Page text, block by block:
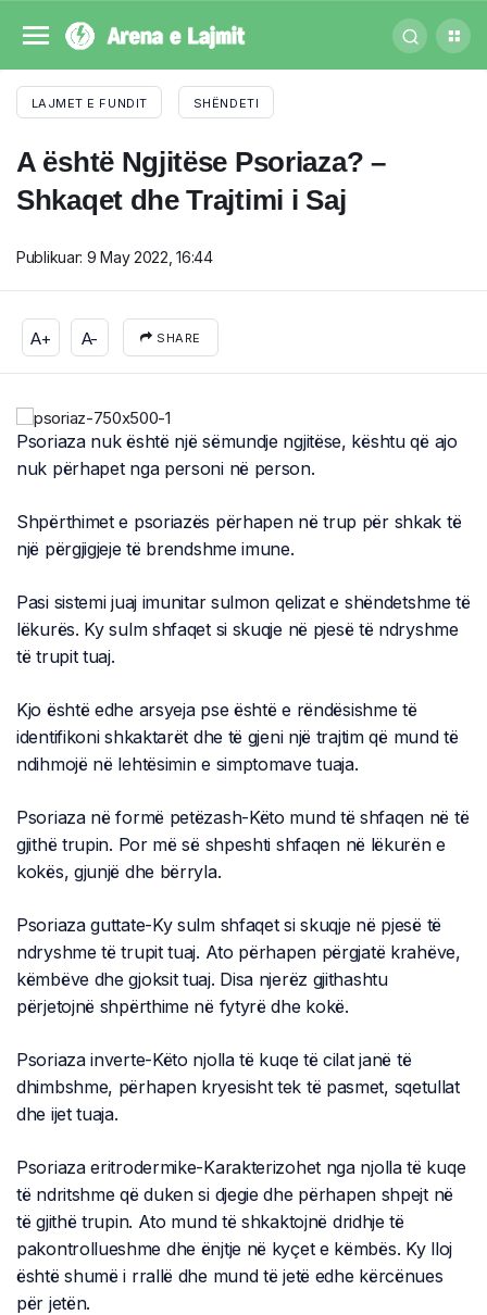
LAJMET E FUNDIT SHËNDETI
A është Ngjitëse Psoriaza? –
Shkaqet dhe Trajtimi i Saj
Publikuar: 9 May 2022, 16:44
A+ A- SHARE
Psoriaza nuk është një sëmundje ngjitëse, kështu që ajo
nuk përhapet nga personi në person.
Shpërthimet e psoriazës përhapen në trup për shkak të
një përgjigjeje të brendshme imune.
Pasi sistemi juaj imunitar sulmon qelizat e shëndetshme të
lëkurës. Ky sulm shfaqet si skuqje në pjesë të ndryshme
të trupit tuaj.
Kjo është edhe arsyeja pse është e rëndësishme të
identifikoni shkaktarët dhe të gjeni një trajtim që mund të
ndihmojë në lehtësimin e simptomave tuaja.
Psoriaza në formë petëzash-Këto mund të shfaqen në të
gjithë trupin. Por më së shpeshti shfaqen në lëkurën e
kokës, gjunjë dhe bërryla.
Psoriaza guttate-Ky sulm shfaqet si skuqje në pjesë të
ndryshme të trupit tuaj. Ato përhapen përgjatë krahëve,
këmbëve dhe gjoksit tuaj. Disa njerëz gjithashtu
përjetojnë shpërthime në fytyrë dhe kokë.
Psoriaza inverte-Këto njolla të kuqe të cilat janë të
dhimbshme, përhapen kryesisht tek të pasmet, sqetullat
dhe ijet tuaja.
Psoriaza eritrodermike-Karakterizohet nga njolla të kuqe
të ndritshme që duken si djegie dhe përhapen shpejt në
të gjithë trupin. Ato mund të shkaktojnë dridhje të
pakontrollueshme dhe ënjtje në kyçet e këmbës. Ky lloj
është shumë i rrallë dhe mund të jetë edhe kërcënues
për jetën.